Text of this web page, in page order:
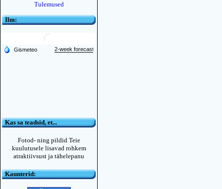
Tulemused
Ilm:
Kas sa teadsid, et...
Fotod- ning pildid Teie
kuulutusele lisavad rohkem
atraktiivsust ja tähelepanu
Kaunterid: